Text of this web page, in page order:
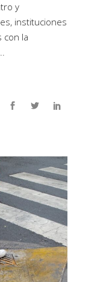
y
instituciones
con la